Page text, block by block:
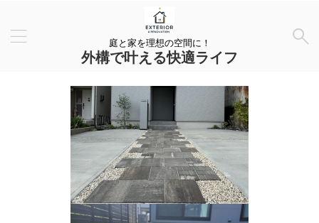
庭と家を理想の空間に！
外構で叶える快適ライフ